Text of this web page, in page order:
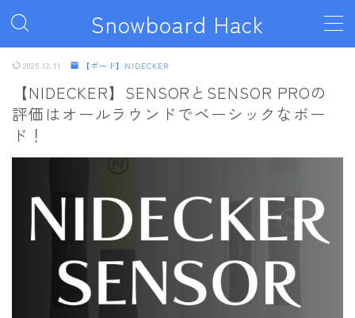
Snowboard Hack
MENU
ボード
BATALEON
BC STREAM
CAPiTA
DEATH LABEL
2025.12.11 【ボード】NIDECKER
【NIDECKER】SENSORとSENSOR PROの
評価はオールラウンドでベーシックなボー
ド！